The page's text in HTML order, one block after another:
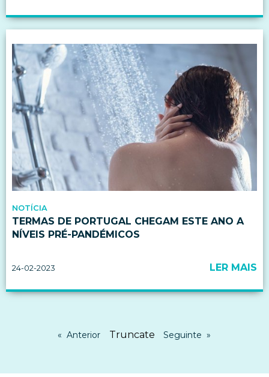
NOTÍCIA
TERMAS DE PORTUGAL CHEGAM ESTE ANO A
NÍVEIS PRÉ-PANDÉMICOS
24-02-2023 LER MAIS
Anterior Truncate Seguinte